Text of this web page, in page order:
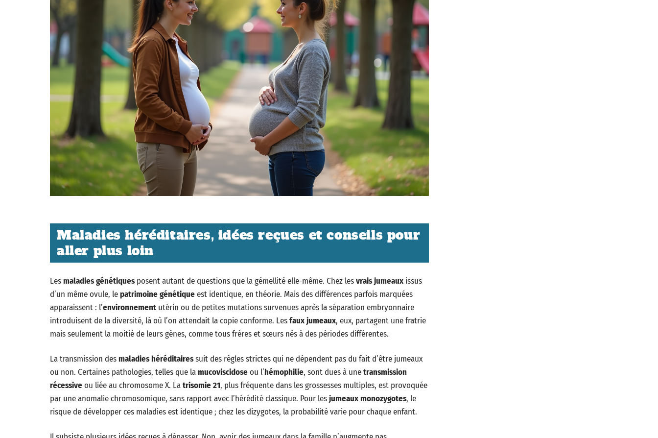
Maladies héréditaires, idées reçues et conseils pour
aller plus loin
Lesmaladies génétiquesposent autant de questions que la gémellité elle-même. Chez lesvrais jumeaux issus
d’un même ovule, lepatrimoine génétiqueest identique, en théorie. Mais des différences parfois marquées
apparaissent : l’environnement utérin ou de petites mutations survenues après la séparation embryonnaire
introduisent de la diversité, là où l’on attendait la copie conforme. Lesfaux jumeaux, eux, partagent une fratrie
mais seulement la moitié de leurs gènes, comme tous frères et sœurs nés à des périodes différentes.
La transmission desmaladies héréditairessuit des règles strictes qui ne dépendent pas du fait d’être jumeaux
ou non. Certaines pathologies, telles que lamucoviscidoseou l’hémophilie, sont dues à unetransmission
récessiveou liée au chromosome X. Latrisomie 21, plus fréquente dans les grossesses multiples, est provoquée
par une anomalie chromosomique, sans rapport avec l’hérédité classique. Pour lesjumeaux monozygotes, le
risque de développer ces maladies est identique ; chez les dizygotes, la probabilité varie pour chaque enfant.